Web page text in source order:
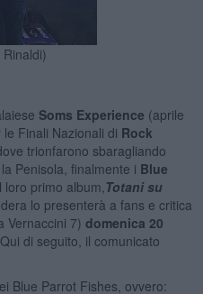
Soms Experience (aprile
Finali Nazionali di Rock
trionfarono sbaragliando
Penisola, finalmente i Blue
primo album, Totani su
lo presenterà a fans e critica
Vernaccini 7) domenica 20
di seguito, il comunicato
Blue Parrot Fishes, ovvero: